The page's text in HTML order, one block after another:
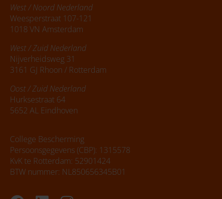
West / Noord Nederland
Weesperstraat 107-121
1018 VN Amsterdam
West / Zuid Nederland
Nijverheidsweg 31
3161 GJ Rhoon / Rotterdam
Oost / Zuid Nederland
Hurksestraat 64
5652 AL Eindhoven
College Bescherming
Persoonsgegevens (CBP): 1315578
KvK te Rotterdam: 52901424
BTW nummer: NL850656345B01